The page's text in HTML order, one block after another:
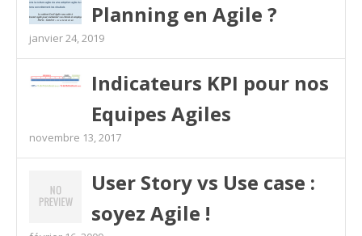
Planning en Agile ?
janvier 24, 2019
Indicateurs KPI pour nos
Equipes Agiles
novembre 13, 2017
User Story vs Use case :
soyez Agile !